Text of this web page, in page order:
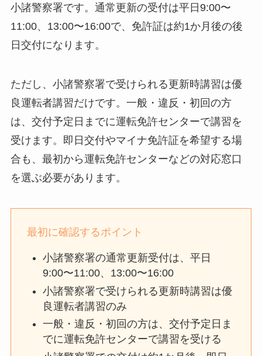
小諸警察署です。通常更新の受付は平日9:00〜
11:00、13:00〜16:00で、免許証は約1か月後の後
日交付になります。
ただし、小諸警察署で受けられる更新時講習は優
良運転者講習だけです。一般・違反・初回の方
は、交付予定日までに運転免許センターで講習を
受けます。即日交付やマイナ免許証を希望する場
合も、最初から運転免許センターなどの対応窓口
を選ぶ必要があります。
最初に確認するポイント
小諸警察署の通常更新受付は、平日
9:00〜11:00、13:00〜16:00
小諸警察署で受けられる更新時講習は優
良運転者講習のみ
一般・違反・初回の方は、交付予定日ま
でに運転免許センターで講習を受ける